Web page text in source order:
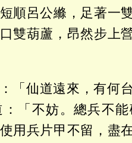
順呂公縧，足著一
雙葫蘆，昂然步上
「仙道遠來，有何
「不妨。總兵不
用兵片甲不留，盡